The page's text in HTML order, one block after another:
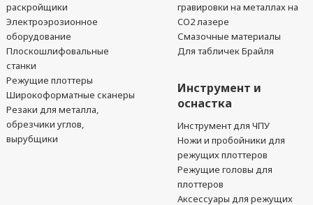
раскройщики
Электроэрозионное
оборудование
Плоскошлифовальные
станки
Режущие плоттеры
Широкоформатные сканеры
Резаки для металла,
обрезчики углов,
вырубщики
гравировки на металлах на
CO2 лазере
Смазочные материалы
Для табличек Брайля
Инструмент и
оснастка
Инструмент для ЧПУ
Ножи и пробойники для
режущих плоттеров
Режущие головы для
плоттеров
Аксессуары для режущих